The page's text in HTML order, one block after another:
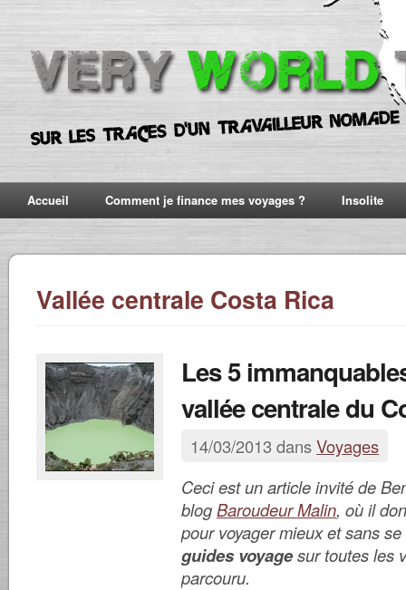
Accueil Comment je finance mes voyages ? Insolite
Vallée centrale Costa Rica
Les 5
vallée centrale du
14/03/2013 dansVoyages
Ceci est un article invité de
blogBaroudeur Malin, où il
pour voyager mieux et sans
guides voyagesur toutes les
parcouru.